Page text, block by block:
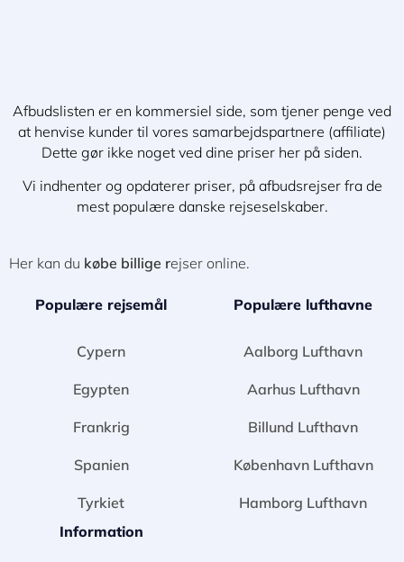
Afbudslisten er en kommersiel side, som tjener penge ved
at henvise kunder til vores samarbejdspartnere (affiliate)
Dette gør ikke noget ved dine priser her på siden.
Vi indhenter og opdaterer priser, på afbudsrejser fra de
mest populære danske rejseselskaber.
Her kan du købe billige rejser online.
Populære rejsemål
Cypern
Egypten
Frankrig
Spanien
Tyrkiet
Populære lufthavne
Aalborg Lufthavn
Aarhus Lufthavn
Billund Lufthavn
København Lufthavn
Hamborg Lufthavn
Information